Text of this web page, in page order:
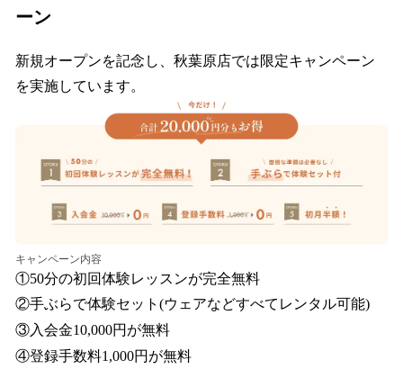
ーン
新規オープンを記念し、秋葉原店では限定キャンペーン
を実施しています。
キャンペーン内容
①50分の初回体験レッスンが完全無料
②手ぶらで体験セット(ウェアなどすべてレンタル可能)
③入会金10,000円が無料
④登録手数料1,000円が無料